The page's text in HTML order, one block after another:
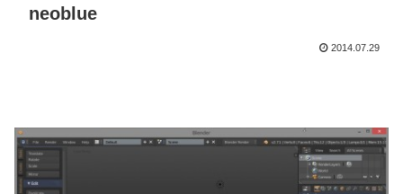
neoblue
2014.07.29